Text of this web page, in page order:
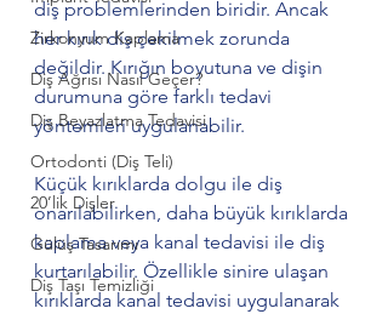
Zirkonyum Kaplama
Diş Ağrısı Nasıl Geçer?
Diş Beyazlatma Tedavisi
Ortodonti (Diş Teli)
20’lik Dişler
Gülüş Tasarımı
Diş Taşı Temizliği
diş problemlerinden biridir. Ancak
her kırık diş çekilmek zorunda
değildir. Kırığın boyutuna ve dişin
durumuna göre farklı tedavi
yöntemleri uygulanabilir.
Küçük kırıklarda dolgu ile diş
onarılabilirken, daha büyük kırıklarda
kaplama veya kanal tedavisi ile diş
kurtarılabilir. Özellikle sinire ulaşan
kırıklarda kanal tedavisi uygulanarak